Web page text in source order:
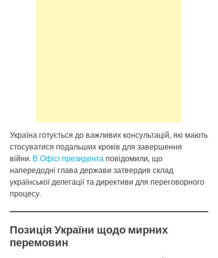
Україна готується до важливих консультацій, які мають
стосуватися подальших кроків для завершення
війни. В Офісі президента повідомили, що
напередодні глава держави затвердив склад
української делегації та директиви для переговорного
процесу.
Позиція України щодо мирних
перемовин